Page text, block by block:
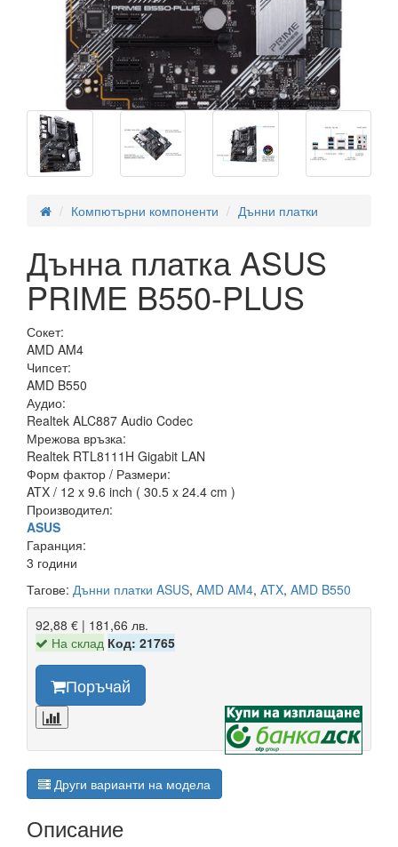
Компютърни компоненти Дънни платки
Дънна платка ASUS
PRIME B550-PLUS
Сокет:
AMD AM4
Чипсет:
AMD B550
Аудио:
Realtek ALC887 Audio Codec
Мрежова връзка:
Realtek RTL8111H Gigabit LAN
Форм фактор / Размери:
ATX / 12 x 9.6 inch ( 30.5 x 24.4 cm )
Производител:
ASUS
Гаранция:
3 години
Тагове: Дънни платки ASUS, AMD AM4, ATX, AMD B550
92,88 € | 181,66 лв.
На склад Код: 21765
Поръчай
Други варианти на модела
Описание